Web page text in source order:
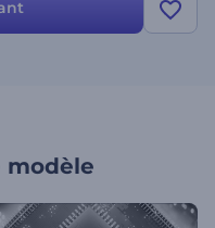
modèle